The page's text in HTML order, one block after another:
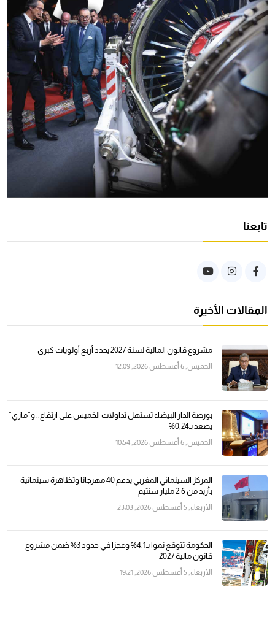
تابعنا
المقالات الأخيرة
مشروع قانون المالية لسنة 2027 يحدد أربع أولويات كبرى
الخميس, 6 أغسطس 2026, 12:09
بورصة الدار البيضاء تستهل تداولات الخميس على ارتفاع.. و”مازي”
يصعد بـ0,24%
الخميس, 6 أغسطس 2026, 10:54
المركز السينمائي المغربي يدعم 40 مهرجانا وتظاهرة سينمائية
بأزيد من 2.6 مليار سنتيم
الأربعاء, 5 أغسطس 2026, 23:03
الحكومة تتوقع نموا بـ4.1% وعجزا في حدود 3% ضمن مشروع
قانون مالية 2027
الأربعاء, 5 أغسطس 2026, 19:21